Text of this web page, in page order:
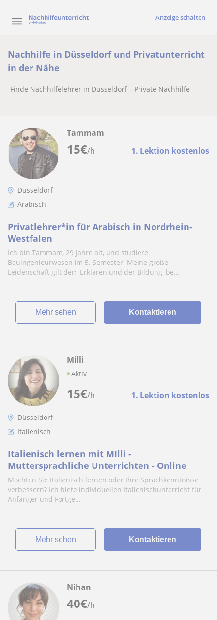
Anzeige schalten
Nachhilfe in Düsseldorf und Privatunterricht
in der Nähe
Finde Nachhilfelehrer in Düsseldorf – Private Nachhilfe
15€/h 1. Lektion kostenlos
Tammam
Düsseldorf
Arabisch
Privatlehrer*in für Arabisch in Nordrhein-
Westfalen
Ich bin Tammam, 29 Jahre alt, und studiere
Bauingenieurwesen im 5. Semester. Meine große
Leidenschaft gilt dem Erklären und der Bildung, be...
Mehr sehen Kontaktieren
15€/h 1. Lektion kostenlos
Milli
Aktiv
Düsseldorf
Italienisch
Italienisch lernen mit MIlli -
Muttersprachliche Unterrichten - Online
Möchten Sie Italienisch lernen oder Ihre Sprachkenntnisse
verbessern? Ich biete individuellen Italienischunterricht für
Anfänger und Fortge...
Mehr sehen Kontaktieren
40€/h
Nihan